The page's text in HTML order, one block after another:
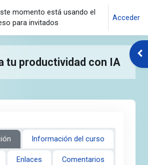
momento está usando el
para invitados
Acceder
tu productividad con IA
Información del curso
Enlaces Comentarios